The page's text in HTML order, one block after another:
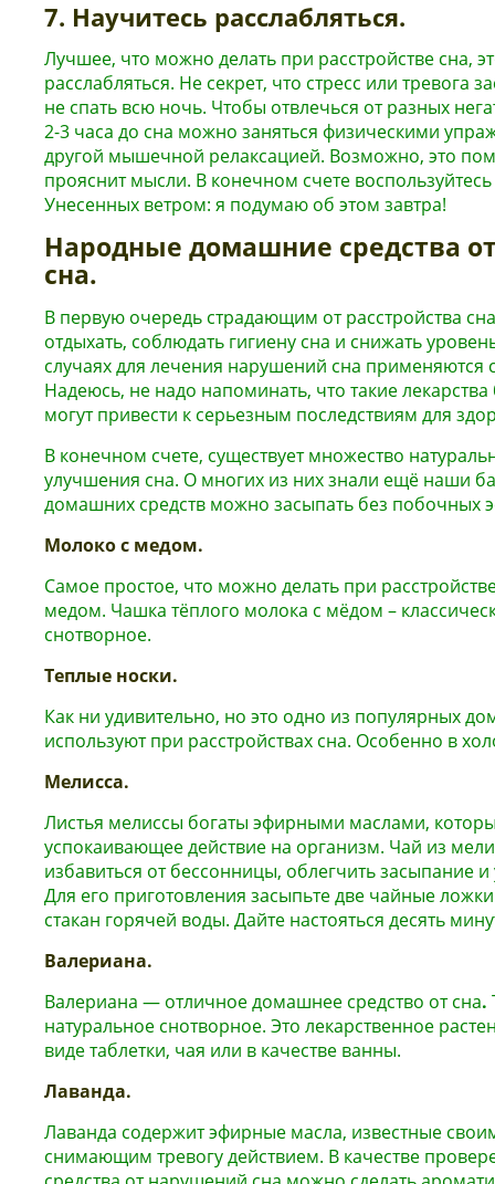
7. Научитесь расслабляться.
Лучшее, что можно делать при расстройстве сна,
расслабляться. Не секрет, что стресс или тревога
не спать всю ночь. Чтобы отвлечься от разных
2-3 часа до сна можно заняться физическими
другой мышечной релаксацией. Возможно, это
прояснит мысли. В конечном счете
Унесенных ветром: я подумаю об этом завтра!
Народные домашние средства
сна.
В первую очередь страдающим от расстройства
отдыхать, соблюдать гигиену сна и снижать
случаях для лечения нарушений сна применяются
Надеюсь, не надо напоминать, что такие
могут привести к серьезным последствиям для
В конечном счете, существует множество
улучшения сна. О многих из них знали ещё наши
домашних средств можно засыпать без побочных
Молоко с медом.
Самое простое, что можно делать при
медом. Чашка тёплого молока с мёдом –
снотворное.
Теплые носки.
Как ни удивительно, но это одно из популярных
используют при расстройствах сна. Особенно в
Мелисса.
Листья мелиссы богаты эфирными маслами,
успокаивающее действие на организм. Чай из
избавиться от бессонницы, облегчить засыпание
Для его приготовления засыпьте две чайные
стакан горячей воды. Дайте настояться десять
Валериана.
Валериана — отличное домашнее средство от сна.
натуральное снотворное. Это лекарственное
виде таблетки, чая или в качестве ванны.
Лаванда.
Лаванда содержит эфирные масла, известные
снимающим тревогу действием. В качестве